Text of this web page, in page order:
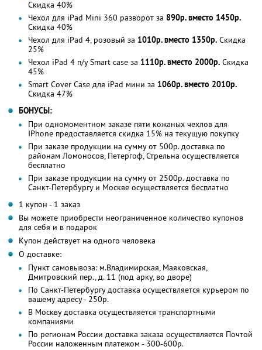
Скидка 40%
Чехол для iPad Mini 360 разворот за 890р. вместо 1450р.
Скидка 40%
Чехол для iPad 4, розовый за 1010р. вместо 1350р. Скидка
25%
Чехол iPad 4 п/у Smart case за 1110р. вместо 2000р. Скидка
45%
Smart Cover Case для iPad мини за 1060р. вместо 2010р.
Скидка 47%
БОНУСЫ:
При одномоментном заказе пяти кожаных чехлов для
IPhone предоставляется скидка 15% на текущую покупку
При заказе продукции на сумму от 500р. доставка по
районам Ломоносов, Петергоф, Стрельна осуществляется
бесплатно
При заказе продукции на сумму от 2500р. доставка по
Санкт-Петербургу и Москве осуществляется бесплатно
1 купон - 1 заказ
Вы можете приобрести неограниченное количество купонов
для себя и в подарок
Купон действует на одного человека
О доставке:
Пункт самовывоза: м.Владимирская, Маяковская,
Дмитровский пер., д. 11 (под арку, во дворе)
По Санкт-Петербургу доставка осуществляется курьером по
вашему адресу - 250р.
В Москву доставка осуществляется транспортными
компаниями
По регионам России доставка заказа осуществляется Почтой
России наложенным платежом - 300-600р.